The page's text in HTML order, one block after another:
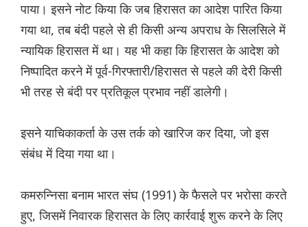
पाया। इसने नोट किया कि जब हिरासत का आदेश पारित किया
गया था, तब बंदी पहले से ही किसी अन्य अपराध के सिलसिले में
न्यायिक हिरासत में था। यह भी कहा कि हिरासत के आदेश को
निष्पादित करने में पूर्व-गिरफ्तारी/हिरासत से पहले की देरी किसी
भी तरह से बंदी पर प्रतिकूल प्रभाव नहीं डालेगी।
इसने याचिकाकर्ता के उस तर्क को खारिज कर दिया, जो इस
संबंध में दिया गया था।
कमरुन्निसा बनाम भारत संघ (1991) के फैसले पर भरोसा करते
हुए, जिसमें निवारक हिरासत के लिए कार्रवाई शुरू करने के लिए